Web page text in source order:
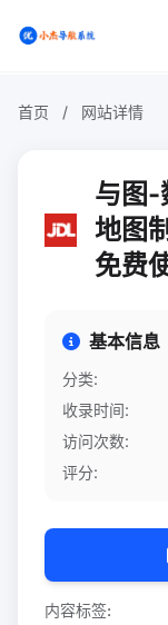
分类排行
申请收录
自助广告
首页 / 网站详情
与图-
地图
免费
基本信息
分类:
收录时间:
访问次数:
评分:
内容标签: